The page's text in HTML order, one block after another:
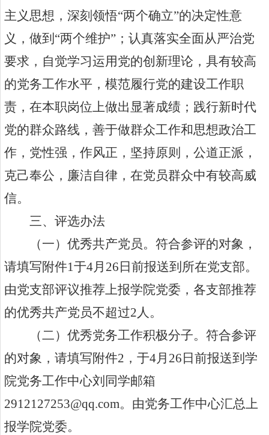
主义思想，深刻领悟“两个确立”的决定性意
义，做到“两个维护”；认真落实全面从严治党
要求，自觉学习运用党的创新理论，具有较高
的党务工作水平，模范履行党的建设工作职
责，在本职岗位上做出显著成绩；践行新时代
党的群众路线，善于做群众工作和思想政治工
作，党性强，作风正，坚持原则，公道正派，
克己奉公，廉洁自律，在党员群众中有较高威
信。
三、评选办法
（一） 优秀共产党员。 符合参评的对象，
请填写附件1于4月 26 日前报送到所在党支部。
由党支部评议推荐上报学院党委，各支部推荐
的优秀共产党员不超过2人。
（二） 优秀党务工作积极分子。 符合参评
的对象，请填写附件2 ，于4月 26 日前报送到学
院党务工作中心刘同学邮箱
2912127253@qq.com。由党务工作中心汇总上
报学院党委。